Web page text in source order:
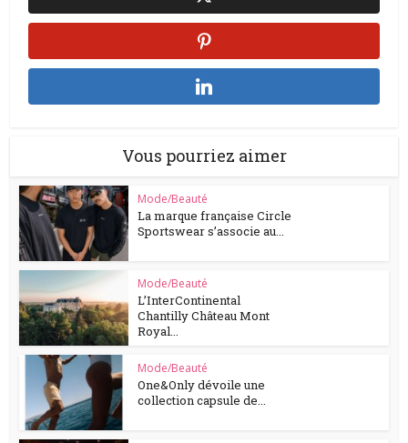
Vous pourriez aimer
Mode/Beauté
La marque française Circle
Sportswear s’associe au...
Mode/Beauté
L’InterContinental
Chantilly Château Mont
Royal...
Mode/Beauté
One&Only dévoile une
collection capsule de...